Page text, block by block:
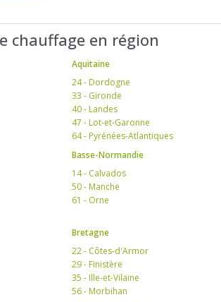
chauffage en région
Aquitaine
24 - Dordogne
33 - Gironde
40 - Landes
47 - Lot-et-Garonne
64 - Pyrénées-Atlantiques
Basse-Normandie
14 - Calvados
50 - Manche
61 - Orne
Bretagne
22 - Côtes-d'Armor
29 - Finistère
35 - Ille-et-Vilaine
56 - Morbihan